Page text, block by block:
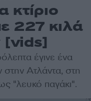
κτίριο
227 κιλά
[vids]
έγινε ένα
στην Ατλάντα, στη
"λευκό παγάκι".